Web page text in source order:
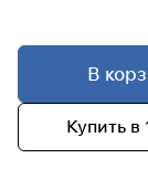
В
Купить в
в